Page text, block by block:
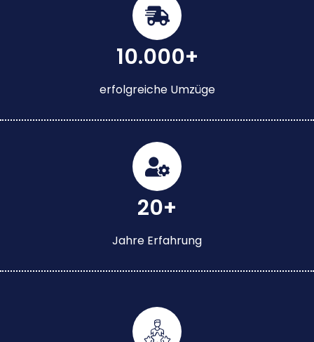
10.000+
erfolgreiche Umzüge
20+
Jahre Erfahrung